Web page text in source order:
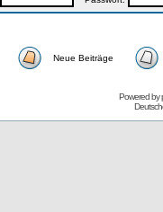
Neue Beiträge
Powered by